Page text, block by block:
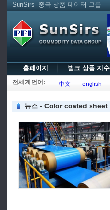
SunSirs--중국 상품 데이터 그룹
홈페이지 벌크 상품 지수
전세계언어: 中文 english
뉴스 - Color coated sheet